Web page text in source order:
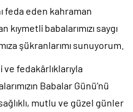
feda eden kahraman
babalarımızı saygı
şükranlarımı sunuyorum.
fedakârlıklarıyla
Babalar Günü’nü
mutlu ve güzel günler